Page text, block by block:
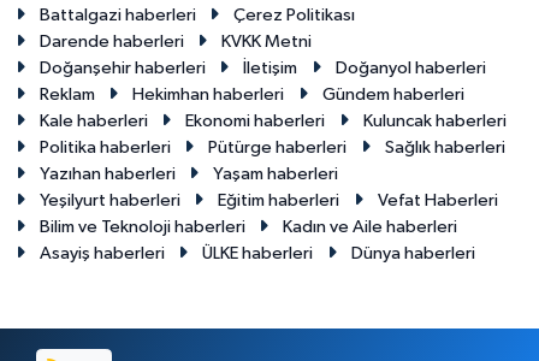
Battalgazi haberleri
Çerez Politikası
Darende haberleri
KVKK Metni
Doğanşehir haberleri
İletişim
Doğanyol haberleri
Reklam
Hekimhan haberleri
Gündem haberleri
Kale haberleri
Ekonomi haberleri
Kuluncak haberleri
Politika haberleri
Pütürge haberleri
Sağlık haberleri
Yazıhan haberleri
Yaşam haberleri
Yeşilyurt haberleri
Eğitim haberleri
Vefat Haberleri
Bilim ve Teknoloji haberleri
Kadın ve Aile haberleri
Asayiş haberleri
ÜLKE haberleri Dünya haberleri